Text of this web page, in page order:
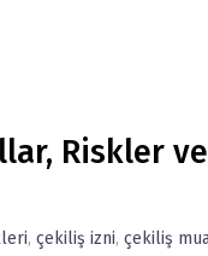
Riskler
, çekiliş izni, çekiliş